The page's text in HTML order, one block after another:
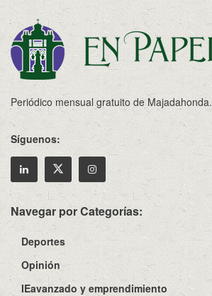
Periódico mensual gratuito de Majadahonda.
Síguenos:
Navegar por Categorías:
Deportes
Opinión
IEavanzado y emprendimiento